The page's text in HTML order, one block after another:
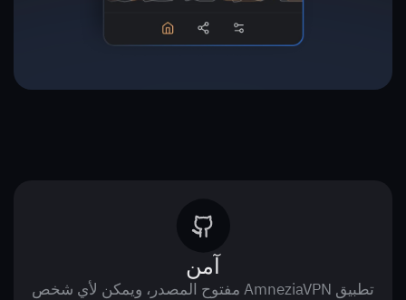
آمن
تطبيق AmneziaVPN مفتوح المصدر، ويمكن لأي شخص